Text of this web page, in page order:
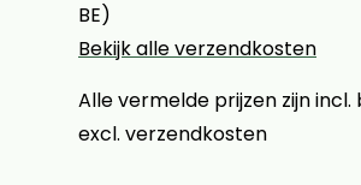
BE)
Bekijk alle verzendkosten
Alle vermelde prijzen zijn incl.
excl. verzendkosten